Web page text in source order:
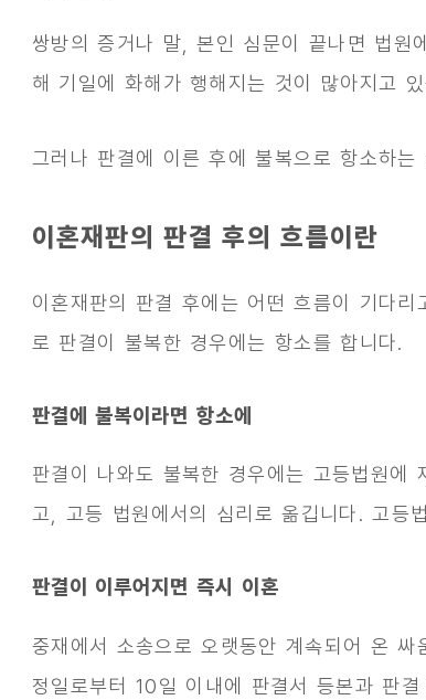
쌍방의 증거나 말, 본인 심문이 끝나면 법원
해 기일에 화해가 행해지는 것이 많아지고
그러나 판결에 이른 후에 불복으로 항소하
이혼재판의 판결 후의 흐름이란
이혼재판의 판결 후에는 어떤 흐름이 기다
로 판결이 불복한 경우에는 항소를 합니다.
판결에 불복이라면 항소에
판결이 나와도 불복한 경우에는 고등법원에
고, 고등 법원에서의 심리로 옮깁니다. 고등
판결이 이루어지면 즉시 이혼
중재에서 소송으로 오랫동안 계속되어 온
정일로부터 10일 이내에 판결서 등본과 판